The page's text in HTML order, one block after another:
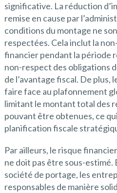
significative. La réduction
remise en cause par
conditions du montage ne
respectées. Cela inclut la
financier pendant la période
non-respect des obligations
de l’avantage fiscal. De
faire face au plafonnement
limitant le montant total des
pouvant être obtenues, ce
planification fiscale
Par ailleurs, le risque
ne doit pas être sous-estimé.
société de portage, les
responsables de manière